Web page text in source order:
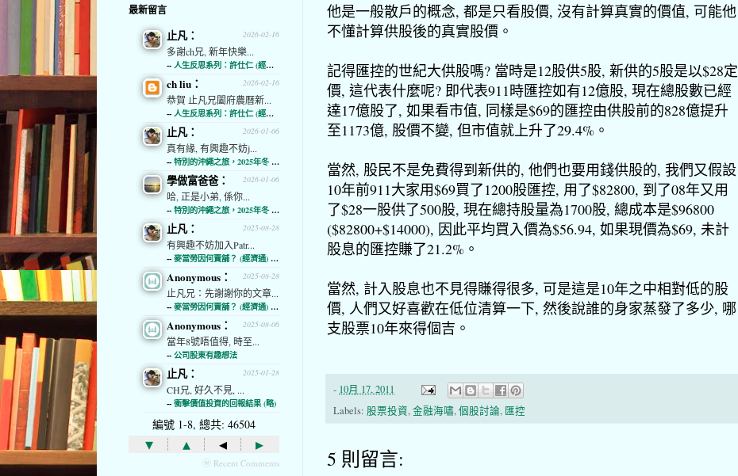
他是一般散戶的概念, 都是只看股價, 沒有計算真實的價值, 可能他
不懂計算供股後的真實股價。
記得匯控的世紀大供股嗎? 當時是12股供5股, 新供的5股是以$28定
價, 這代表什麼呢? 即代表911時匯控如有12億股, 現在總股數已經
達17億股了, 如果看市值, 同樣是$69的匯控由供股前的828億提升
至1173億, 股價不變, 但市值就上升了29.4%。
當然, 股民不是免費得到新供的, 他們也要用錢供股的, 我們又假設
10年前911大家用$69買了1200股匯控, 用了$82800, 到了08年又用
了$28一股供了500股, 現在總持股量為1700股, 總成本是$96800
($82800+$14000), 因此平均買入價為$56.94, 如果現價為$69, 未計
股息的匯控賺了21.2%。
當然, 計入股息也不見得賺得很多, 可是這是10年之中相對低的股
價, 人們又好喜歡在低位清算一下, 然後說誰的身家蒸發了多少, 哪
支股票10年來得個吉。
- 10月 17, 2011
Labels: 股票投資,金融海嘯,個股討論, 匯控
5 則留言:
最新留言
2026-02-16
止凡：
多謝ch兄, 新年快樂...
-- 人生反思系列：許仕仁 (經濟通)
2026-02-16
ch liu：
恭賀 止凡兄闔府農曆新...
-- 人生反思系列：許仕仁 (經濟通)
2026-01-06
止凡：
真有緣, 有興趣不妨j...
-- 特別的沖繩之旅，2025年冬 (經濟通)
2026-01-06
學做富爸爸：
哈, 正是小弟, 係你...
-- 特別的沖繩之旅，2025年冬 (經濟通)
2025-08-28
止凡：
有興趣不妨加入Patr...
-- 麥當勞因何賣舖？ (經濟通) (略)
2025-08-28
Anonymous：
止凡兄：先謝謝你的文章...
-- 麥當勞因何賣舖？ (經濟通) (略)
2025-08-06
Anonymous：
當年8號唔值得, 時至...
-- 公司股東有趣想法
2025-01-28
止凡：
CH兄, 好久不見, ...
-- 衝擊價值投資的回報結果 (略)
編號 1-8, 總共: 46504
▾ ▴ ◂ ▸
ⓦ Recent Comments